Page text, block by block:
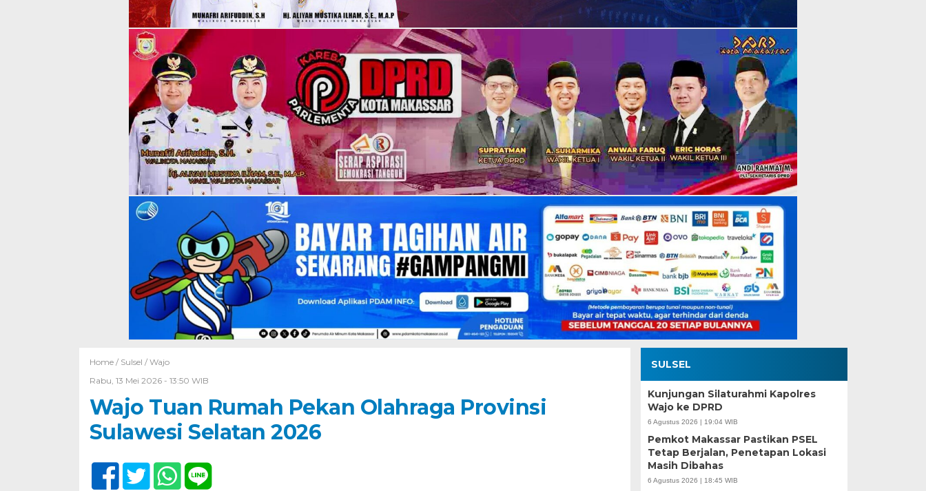
Home / Sulsel / Wajo
Rabu, 13 Mei 2026 - 13:50 WIB
Wajo Tuan Rumah Pekan Olahraga Provinsi
Sulawesi Selatan 2026
SULSEL
Kunjungan Silaturahmi Kapolres
Wajo ke DPRD
6 Agustus 2026 | 19:04 WIB
Pemkot Makassar Pastikan PSEL
Tetap Berjalan, Penetapan Lokasi
Masih Dibahas
6 Agustus 2026 | 18:45 WIB